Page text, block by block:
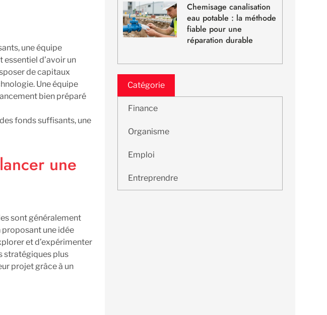
une équipe
d’avoir un
de capitaux
Une équipe
bien préparé
fonds suffisants, une
une
sont généralement
proposant une idée
et d’expérimenter
stratégiques plus
projet grâce à un
Chemisage canalisation
eau potable : la méthode
fiable pour une
réparation durable
Catégorie
Finance
Organisme
Emploi
Entreprendre